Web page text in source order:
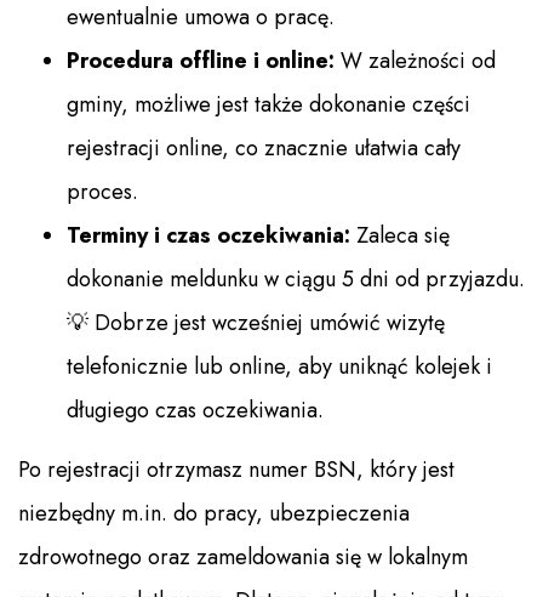
ewentualnie umowa o pracę.
Procedura offline i online: W zależności od
gminy, możliwe jest także dokonanie części
rejestracji online, co znacznie ułatwia cały
proces.
Terminy i czas oczekiwania: Zaleca się
dokonanie meldunku w ciągu 5 dni od przyjazdu.
💡 Dobrze jest wcześniej umówić wizytę
telefonicznie lub online, aby uniknąć kolejek i
długiego czas oczekiwania.
Po rejestracji otrzymasz numer BSN, który jest
niezbędny m.in. do pracy, ubezpieczenia
zdrowotnego oraz zameldowania się w lokalnym